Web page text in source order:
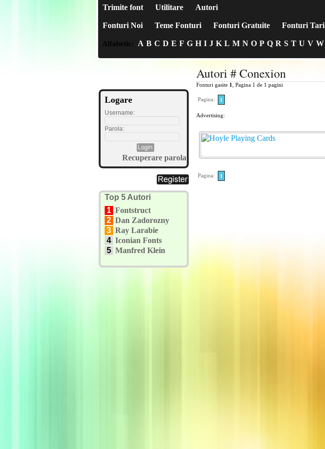
Trimite font Utilitare Autori
Fonturi Noi Teme Fonturi Fonturi Gratuite Fonturi Tari
Alfabetic: A B C D E F G H I J K L M N O P Q R S T U V W
Logare
Username:
Parola:
Recuperare parola
Top 5 Autori
1 Fontstruct
2 Dan Zadorozny
3 Ray Larabie
4 Iconian Fonts
5 Manfred Klein
Autori # Conexion
Fonturi gasite 1 , Pagina 1 de 1 pagini
Pagina: 1
Advertising:
Pagina: 1